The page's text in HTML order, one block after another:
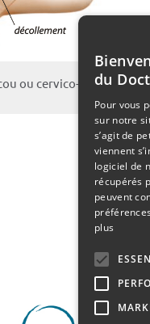
ou cervico-facial
du
Pour vous
sur notre
s’agit de
viennent
logiciel de
récupérés
peuvent
plus